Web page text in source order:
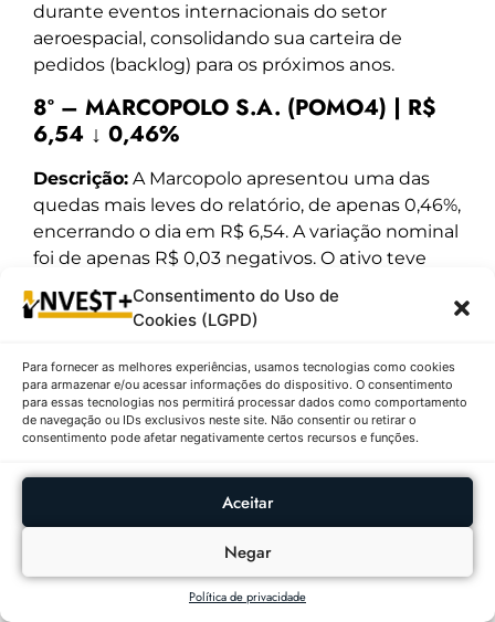
Consentimento do Uso de
Cookies (LGPD)
Para fornecer as melhores experiências, usamos tecnologias como cookies
para armazenar e/ou acessar informações do dispositivo. O consentimento
para essas tecnologias nos permitirá processar dados como comportamento
de navegação ou IDs exclusivos neste site. Não consentir ou retirar o
consentimento pode afetar negativamente certos recursos e funções.
Aceitar
Negar
Política de privacidade
durante eventos internacionais do setor
aeroespacial, consolidando sua carteira de
pedidos (backlog) para os próximos anos.
8º – MARCOPOLO S.A. (POMO4) | R$
6,54 ↓ 0,46%
Descrição: A Marcopolo apresentou uma das
quedas mais leves do relatório, de apenas 0,46%,
encerrando o dia em R$ 6,54. A variação nominal
foi de apenas R$ 0,03 negativos. O ativo teve
mínima de R$ 6,49 e máxima de R$ 6,64. O
volume negociado foi de 6.693.600 ações,
performance anual, o papel demonstra
estabilidade, situando-se entre a mínima de R$
4,56 e a máxima de R$ 8,05 das últimas 52
semanas. O comportamento de hoje sugere
uma baixa pressão vendedora em comparação
aos demais ativos da lista, indicando que o
mercado mantém uma visão neutra ou
levemente defensiva em relação à fabricante de
carrocerias de ônibus, possivelmente
aguardando novos dados sobre a renovação de